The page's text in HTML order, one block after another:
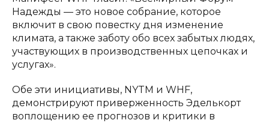
Надежды — это новое собрание, которое
включит в свою повестку дня изменение
климата, а также заботу обо всех забытых людях,
участвующих в производственных цепочках и
услугах».
Обе эти инициативы, NYTM и WHF,
демонстрируют приверженность Эделькорт
воплощению ее прогнозов и критики в